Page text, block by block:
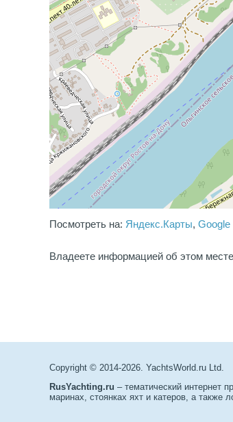
Посмотреть на: Яндекс.Карты, Google
Владеете информацией об этом
Copyright © 2014-2026. YachtsWorld.ru Ltd.
RusYachting.ru – тематический интернет
маринах, стоянках яхт и катеров, а также